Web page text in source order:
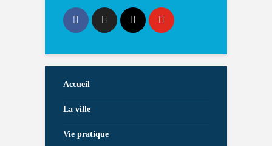
Accueil
La ville
Vie pratique